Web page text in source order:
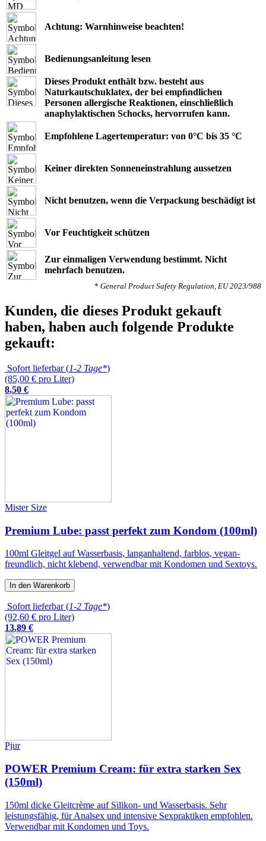
Achtung: Warnhinweise beachten!
Bedienungsanleitung lesen
Dieses Produkt enthält bzw. besteht aus
Naturkautschuklatex, der bei empﬁndlichen
Personen allergische Reaktionen, einschließlich
anaphylaktischen Schocks, hervorrufen kann.
Empfohlene Lagertemperatur: von 0°C bis 35 °C
Keiner direkten Sonneneinstrahlung aussetzen
Nicht benutzen, wenn die Verpackung beschädigt ist
Vor Feuchtigkeit schützen
Zur einmaligen Verwendung bestimmt. Nicht
mehrfach benutzen.
* General Product Safety Regulation, EU 2023/988
Kunden, die dieses Produkt gekauft
haben, haben auch folgende Produkte
gekauft:
Sofort lieferbar (1-2 Tage*)
(85,00 € pro Liter)
8,50 €
Mister Size
Premium Lube: passt perfekt zum Kondom (100ml)
100ml Gleitgel auf Wasserbasis, langanhaltend, farblos, vegan-
freundlich, nicht klebend, verwendbar mit Kondomen und Sextoys.
In den Warenkorb
Sofort lieferbar (1-2 Tage*)
(92,60 € pro Liter)
13,89 €
Pjur
POWER Premium Cream: für extra starken Sex
(150ml)
150ml dicke Gleitcrème auf Silikon- und Wasserbasis. Sehr
leistungsfähig, für Analsex und intensive Sexpraktiken empfohlen.
Verwendbar mit Kondomen und Toys.